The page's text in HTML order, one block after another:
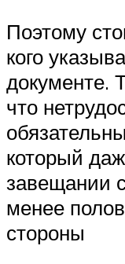
Поэтому
кого
документе.
что
который
завещании
менее
стороны